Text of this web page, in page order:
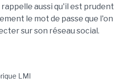
aussi qu'il est prudent
le mot de passe que l'on
sur son réseau social.
LMI